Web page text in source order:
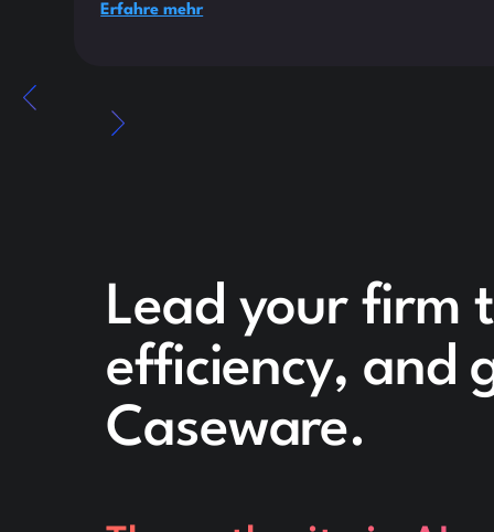
Erfahre mehr
Lead your firm
efficiency, and
Caseware.